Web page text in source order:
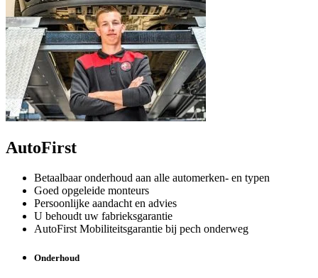
AutoFirst
Betaalbaar onderhoud aan alle automerken- en typen
Goed opgeleide monteurs
Persoonlijke aandacht en advies
U behoudt uw fabrieksgarantie
AutoFirst Mobiliteitsgarantie bij pech onderweg
Onderhoud